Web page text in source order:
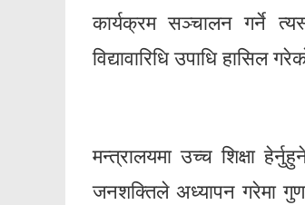
कार्यक्रम सञ्चालन गर्ने
विद्यावारिधि उपाधि हासिल
मन्त्रालयमा उच्च शिक्षा
जनशक्तिले अध्यापन गरेमा